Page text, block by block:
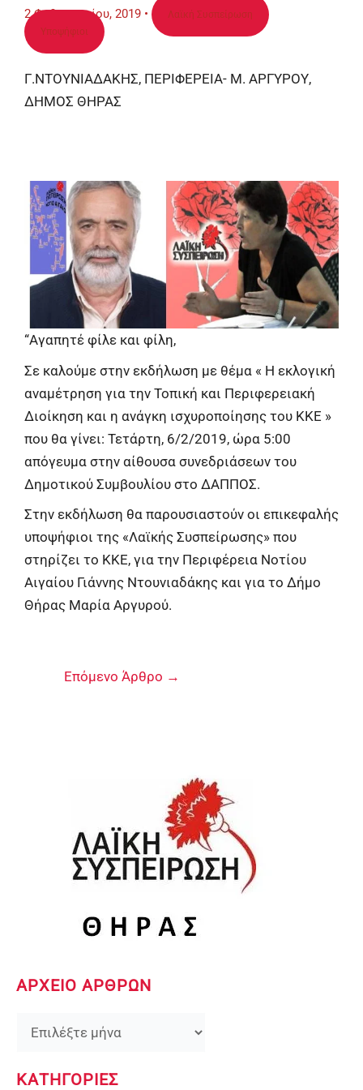
2 Φεβρουαρίου, 2019 •
Λαϊκή Συσπείρωση
Υποψήφιοι
Γ.ΝΤΟΥΝΙΑΔΑΚΗΣ, ΠΕΡΙΦΕΡΕΙΑ- Μ. ΑΡΓΥΡΟΥ,
ΔΗΜΟΣ ΘΗΡΑΣ
“Αγαπητέ φίλε και φίλη,
Σε καλούμε στην εκδήλωση με θέμα « Η εκλογική
αναμέτρηση για την Τοπική και Περιφερειακή
Διοίκηση και η ανάγκη ισχυροποίησης του ΚΚΕ »
που θα γίνει: Τετάρτη, 6/2/2019, ώρα 5:00
απόγευμα στην αίθουσα συνεδριάσεων του
Δημοτικού Συμβουλίου στο ΔΑΠΠΟΣ.
Στην εκδήλωση θα παρουσιαστούν οι επικεφαλής
υποψήφιοι της «Λαϊκής Συσπείρωσης» που
στηρίζει το ΚΚΕ, για την Περιφέρεια Νοτίου
Αιγαίου Γιάννης Ντουνιαδάκης και για το Δήμο
Θήρας Μαρία Αργυρού.
Επόμενο Άρθρο →
ΑΡΧΕΙΟ ΑΡΘΡΩΝ
ρΚΑΤΗΓΟΡΙΕΣ